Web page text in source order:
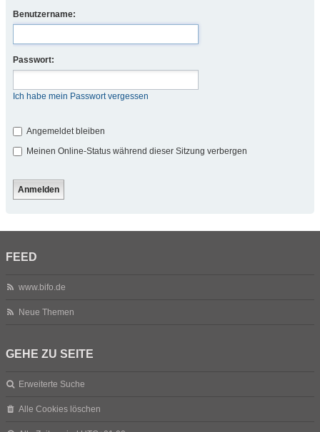
Benutzername:
Passwort:
Ich habe mein Passwort vergessen
Angemeldet bleiben
Meinen Online-Status während dieser Sitzung verbergen
FEED
www.bifo.de
Neue Themen
GEHE ZU SEITE
Erweiterte Suche
Alle Cookies löschen